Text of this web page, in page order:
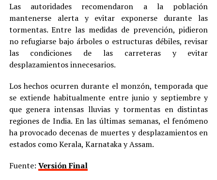
Las autoridades recomendaron a la población
mantenerse alerta y evitar exponerse durante las
tormentas. Entre las medidas de prevención, pidieron
no refugiarse bajo árboles o estructuras débiles, revisar
las condiciones de las carreteras y evitar
desplazamientos innecesarios.
Los hechos ocurren durante el monzón, temporada que
se extiende habitualmente entre junio y septiembre y
que genera intensas lluvias y tormentas en distintas
regiones de India. En las últimas semanas, el fenómeno
ha provocado decenas de muertes y desplazamientos en
estados como Kerala, Karnataka y Assam.
Fuente: Versión Final